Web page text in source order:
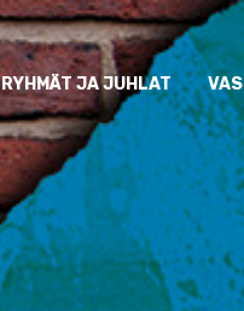
RYHMÄT JA JUHLAT